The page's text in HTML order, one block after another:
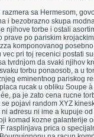
sa Hermesom,
i bezobrazno skupa
njihove torbe i ostali
prave po pariskim
komponovanog
pri toj recenici postati
tvrdnjom da svaki njihov
torbu ponaosob, a u
eminentnog pariskog
rucak u obliku Soupe à
pa je zato cena rucne
pojavi random XYZ
adresu ni ime a kupuje
komad kozne galanterije
rasplinjava prica o